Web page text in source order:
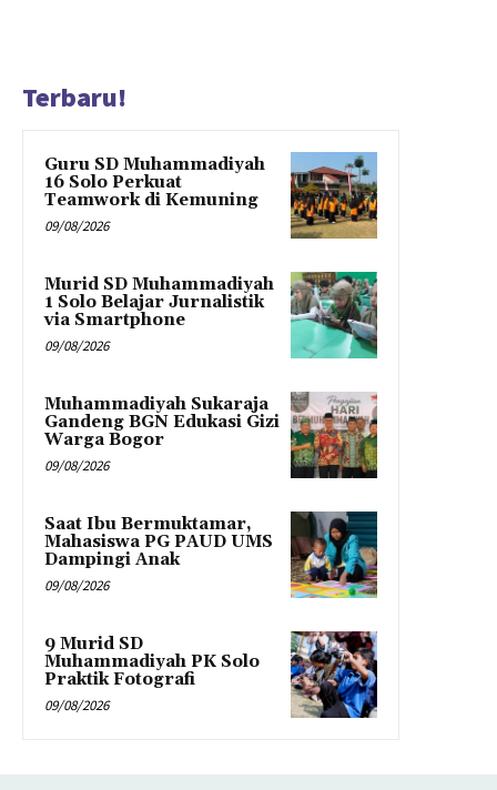
Terbaru!
Guru SD Muhammadiyah
16 Solo Perkuat
Teamwork di Kemuning
09/08/2026
Murid SD Muhammadiyah
1 Solo Belajar Jurnalistik
via Smartphone
09/08/2026
Muhammadiyah Sukaraja
Gandeng BGN Edukasi Gizi
Warga Bogor
09/08/2026
Saat Ibu Bermuktamar,
Mahasiswa PG PAUD UMS
Dampingi Anak
09/08/2026
9 Murid SD
Muhammadiyah PK Solo
Praktik Fotografi
09/08/2026